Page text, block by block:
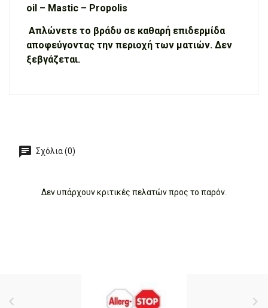
oil – Mastic – Propolis
Απλώνετε το βράδυ σε καθαρή επιδερμίδα
αποφεύγοντας την περιοχή των ματιών. Δεν
ξεβγάζεται.
Σχόλια (0)
Δεν υπάρχουν κριτικές πελατών προς το παρόν.
 